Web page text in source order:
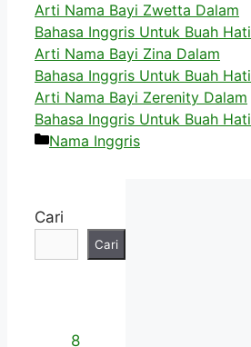
Arti Nama Bayi Zwetta Dalam
Bahasa Inggris Untuk Buah Hati
Arti Nama Bayi Zina Dalam
Bahasa Inggris Untuk Buah Hati
Arti Nama Bayi Zerenity Dalam
Bahasa Inggris Untuk Buah Hati
Kategori
Nama Inggris
Cari
Cari
8